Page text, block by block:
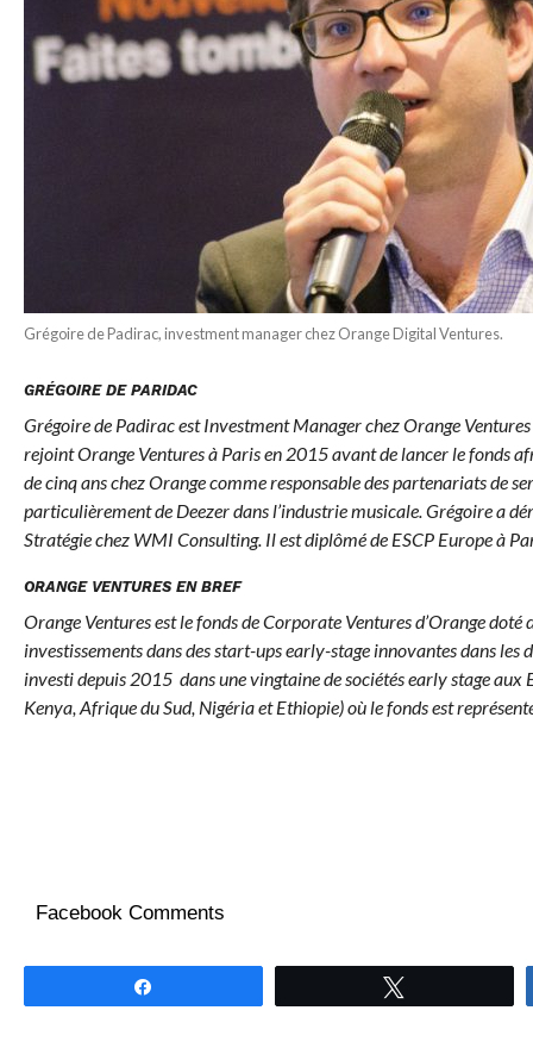
Grégoire de Padirac, investment manager chez Orange Digital Ventures.
GRÉGOIRE DE PARIDAC
Grégoire de Padirac est Investment Manager chez Orange
rejoint Orange Ventures à Paris en 2015 avant de lancer le fonds
de cinq ans chez Orange comme responsable des partenariats de
particulièrement de Deezer dans l’industrie musicale. Grégoire a
Stratégie chez WMI Consulting. Il est diplômé de ESCP Europe à
ORANGE VENTURES EN BREF
Orange Ventures est le fonds de Corporate Ventures d’Orange doté
investissements dans des start-ups early-stage innovantes dans les
investi depuis 2015 dans une vingtaine de sociétés early stage aux
Kenya, Afrique du Sud, Nigéria et Ethiopie) où le fonds est
Facebook Comments